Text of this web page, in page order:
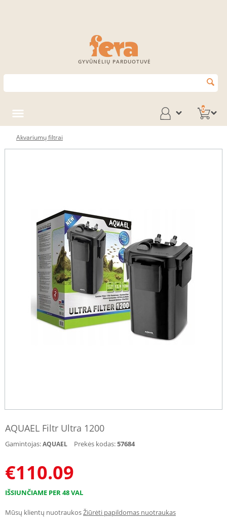
GYVŪNĖLIŲ PARDUOTUVĖ
0
Akvariumų filtrai
AQUAEL Filtr Ultra 1200
Gamintojas:AQUAEL Prekės kodas:57684
€110.09
IŠSIUNČIAME PER 48 VAL
Mūsų klientų nuotraukosŽiūrėti papildomas nuotraukas